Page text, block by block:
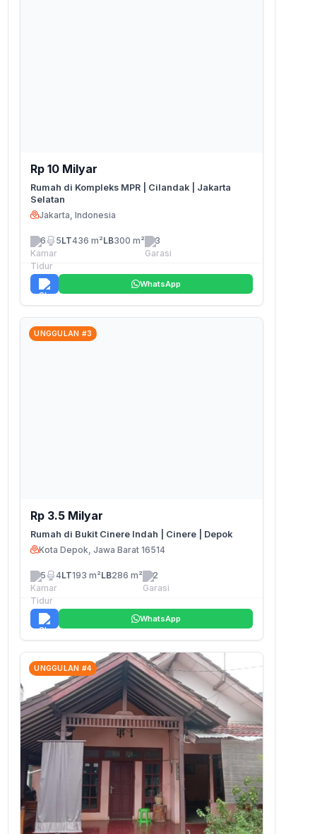
Rp 10 Milyar
Rumah di Kompleks MPR | Cilandak | Jakarta
Selatan
Jakarta, Indonesia
6 5LT436 m²LB300 m² 3
WhatsApp
UNGGULAN #3
Rp 3.5 Milyar
Rumah di Bukit Cinere Indah | Cinere | Depok
Kota Depok, Jawa Barat 16514
5 4LT193 m²LB286 m² 2
WhatsApp
UNGGULAN #4